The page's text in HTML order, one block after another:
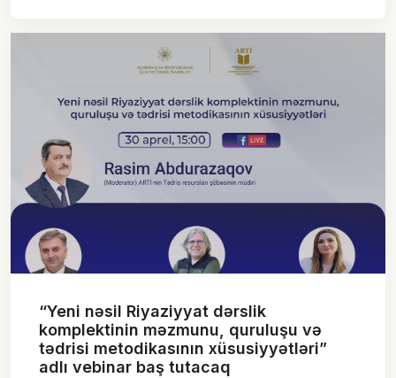
“Yeni nəsil Riyaziyyat dərslik
komplektinin məzmunu, quruluşu və
tədrisi metodikasının xüsusiyyətləri”
adlı vebinar baş tutacaq